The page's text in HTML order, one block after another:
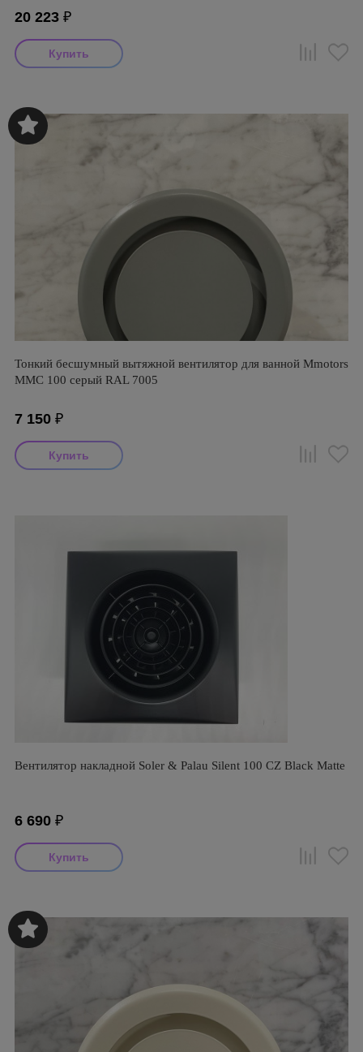
20 223 ₽
Тонкий бесшумный вытяжной вентилятор для ванной Mmotors
ММC 100 серый RAL 7005
7 150 ₽
Вентилятор накладной Soler & Palau Silent 100 CZ Black Matte
6 690 ₽